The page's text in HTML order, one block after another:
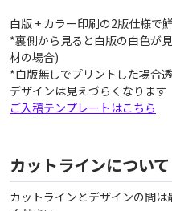
白版 + カラー印刷の2版仕様で
*裏側から見ると白版の白色が
材の場合)
*白版無しでプリントした場合
デザインは見えづらくなります
ご入稿テンプレートはこちら
カットラインについて
カットラインとデザインの間